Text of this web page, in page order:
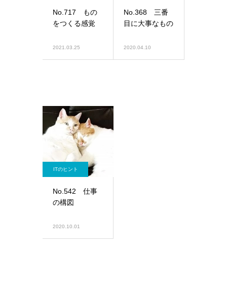
No.717 もの
をつくる感覚
2021.03.25
No.368 三番
目に大事なもの
2020.04.10
ITのヒント
No.542 仕事
の構図
2020.10.01